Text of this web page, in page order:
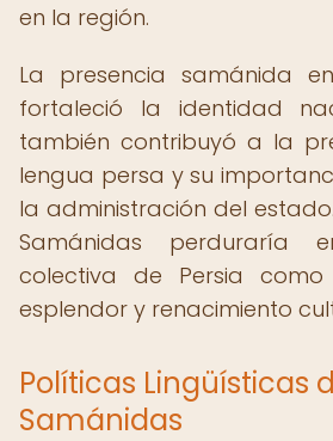
en la región.
La presencia samánida
fortaleció la identidad
también contribuyó a la
lengua persa y su
la administración del
Samánidas perduraría
colectiva de Persia
esplendor y renacimiento
Políticas Lingüísticas
Samánidas